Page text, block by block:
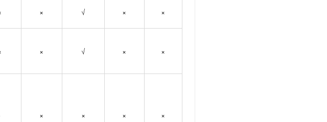
× √ × ×
× √ × ×
× × × ×